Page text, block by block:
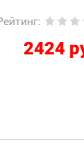
(0.0)
руб.